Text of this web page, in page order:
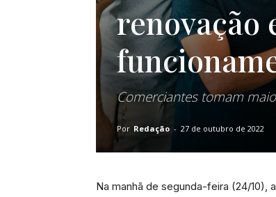
renovação
Comerciantes tomam
Por Redação - 27 de outubro de 2022
Na manhã de segunda-feira (24/10),